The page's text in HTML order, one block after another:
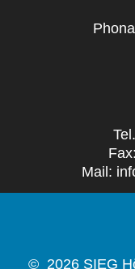
Mail:
© 2026 SIEG